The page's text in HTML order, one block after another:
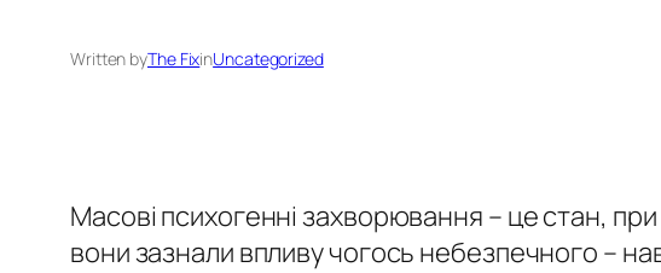
Written byThe FixinUncategorized
Масові психогенні захворювання – це стан,
вони зазнали впливу чогось небезпечного –